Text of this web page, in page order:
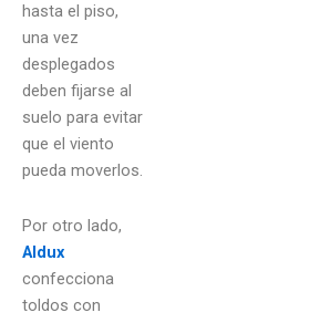
hasta el piso,
una vez
desplegados
deben fijarse al
suelo para evitar
que el viento
pueda moverlos.
Por otro lado,
Aldux
confecciona
toldos con